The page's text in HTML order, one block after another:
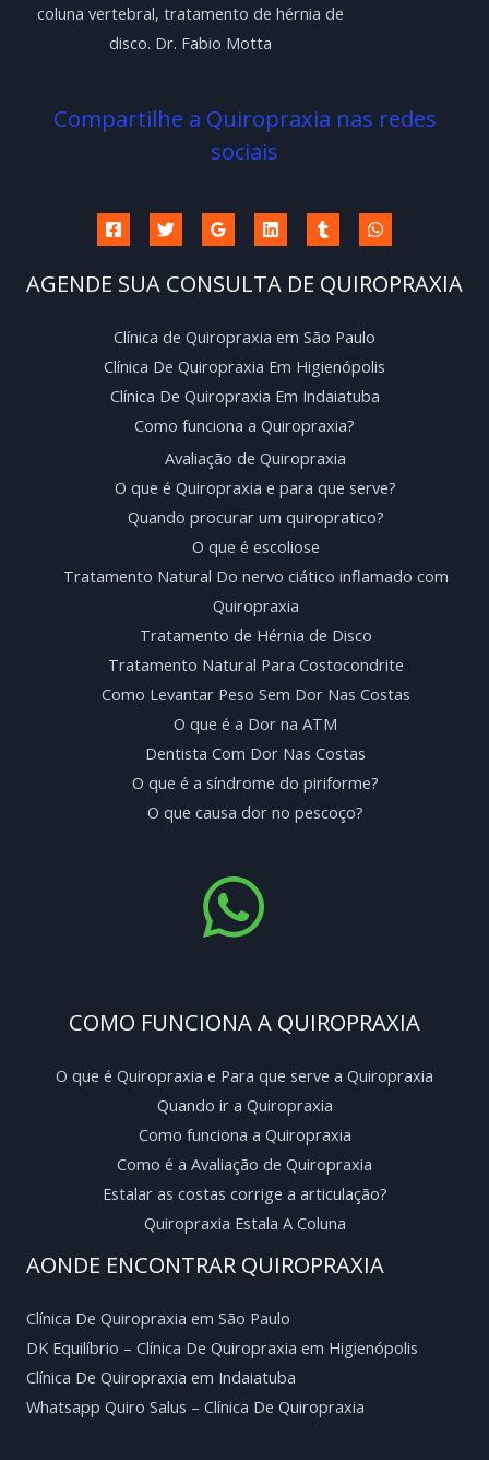
coluna vertebral, tratamento de hérnia de
disco. Dr. Fabio Motta
Compartilhe a Quiropraxia nas redes
sociais
AGENDE SUA CONSULTA DE QUIROPRAXIA
Clínica de Quiropraxia em São Paulo
Clínica De Quiropraxia Em Higienópolis
Clínica De Quiropraxia Em Indaiatuba
Como funciona a Quiropraxia?
Avaliação de Quiropraxia
O que é Quiropraxia e para que serve?
Quando procurar um quiropratico?
O que é escoliose
Tratamento Natural Do nervo ciático inflamado com
Quiropraxia
Tratamento de Hérnia de Disco
Tratamento Natural Para Costocondrite
Como Levantar Peso Sem Dor Nas Costas
O que é a Dor na ATM
Dentista Com Dor Nas Costas
O que é a síndrome do piriforme?
O que causa dor no pescoço?
COMO FUNCIONA A QUIROPRAXIA
O que é Quiropraxia e Para que serve a Quiropraxia
Quando ir a Quiropraxia
Como funciona a Quiropraxia
Como é a Avaliação de Quiropraxia
Estalar as costas corrige a articulação?
Quiropraxia Estala A Coluna
AONDE ENCONTRAR QUIROPRAXIA
Clínica De Quiropraxia em São Paulo
DK Equilíbrio – Clínica De Quiropraxia em Higienópolis
Clínica De Quiropraxia em Indaiatuba
Whatsapp Quiro Salus – Clínica De Quiropraxia